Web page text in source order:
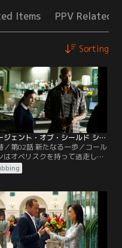
Items PPV Related
Sorting
エージェント・オブ・シールド シーズン2 第02話／吹替【MARVEL】
／第02話 新たなる一歩／コール
はオベリスクを持って逃走した
ールを泳がせ、背後に誰がいる
探ることに決める。スカイはオ
をコールソンに報告。コールソ
クインジェットを奪ったスカイ
リプレットをねぎらうが、スカ
報告に対しては反応が薄い。ス
はコールソンのよそよそしさ
。